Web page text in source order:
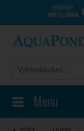
ESHOP
INFOLINKA
Menu